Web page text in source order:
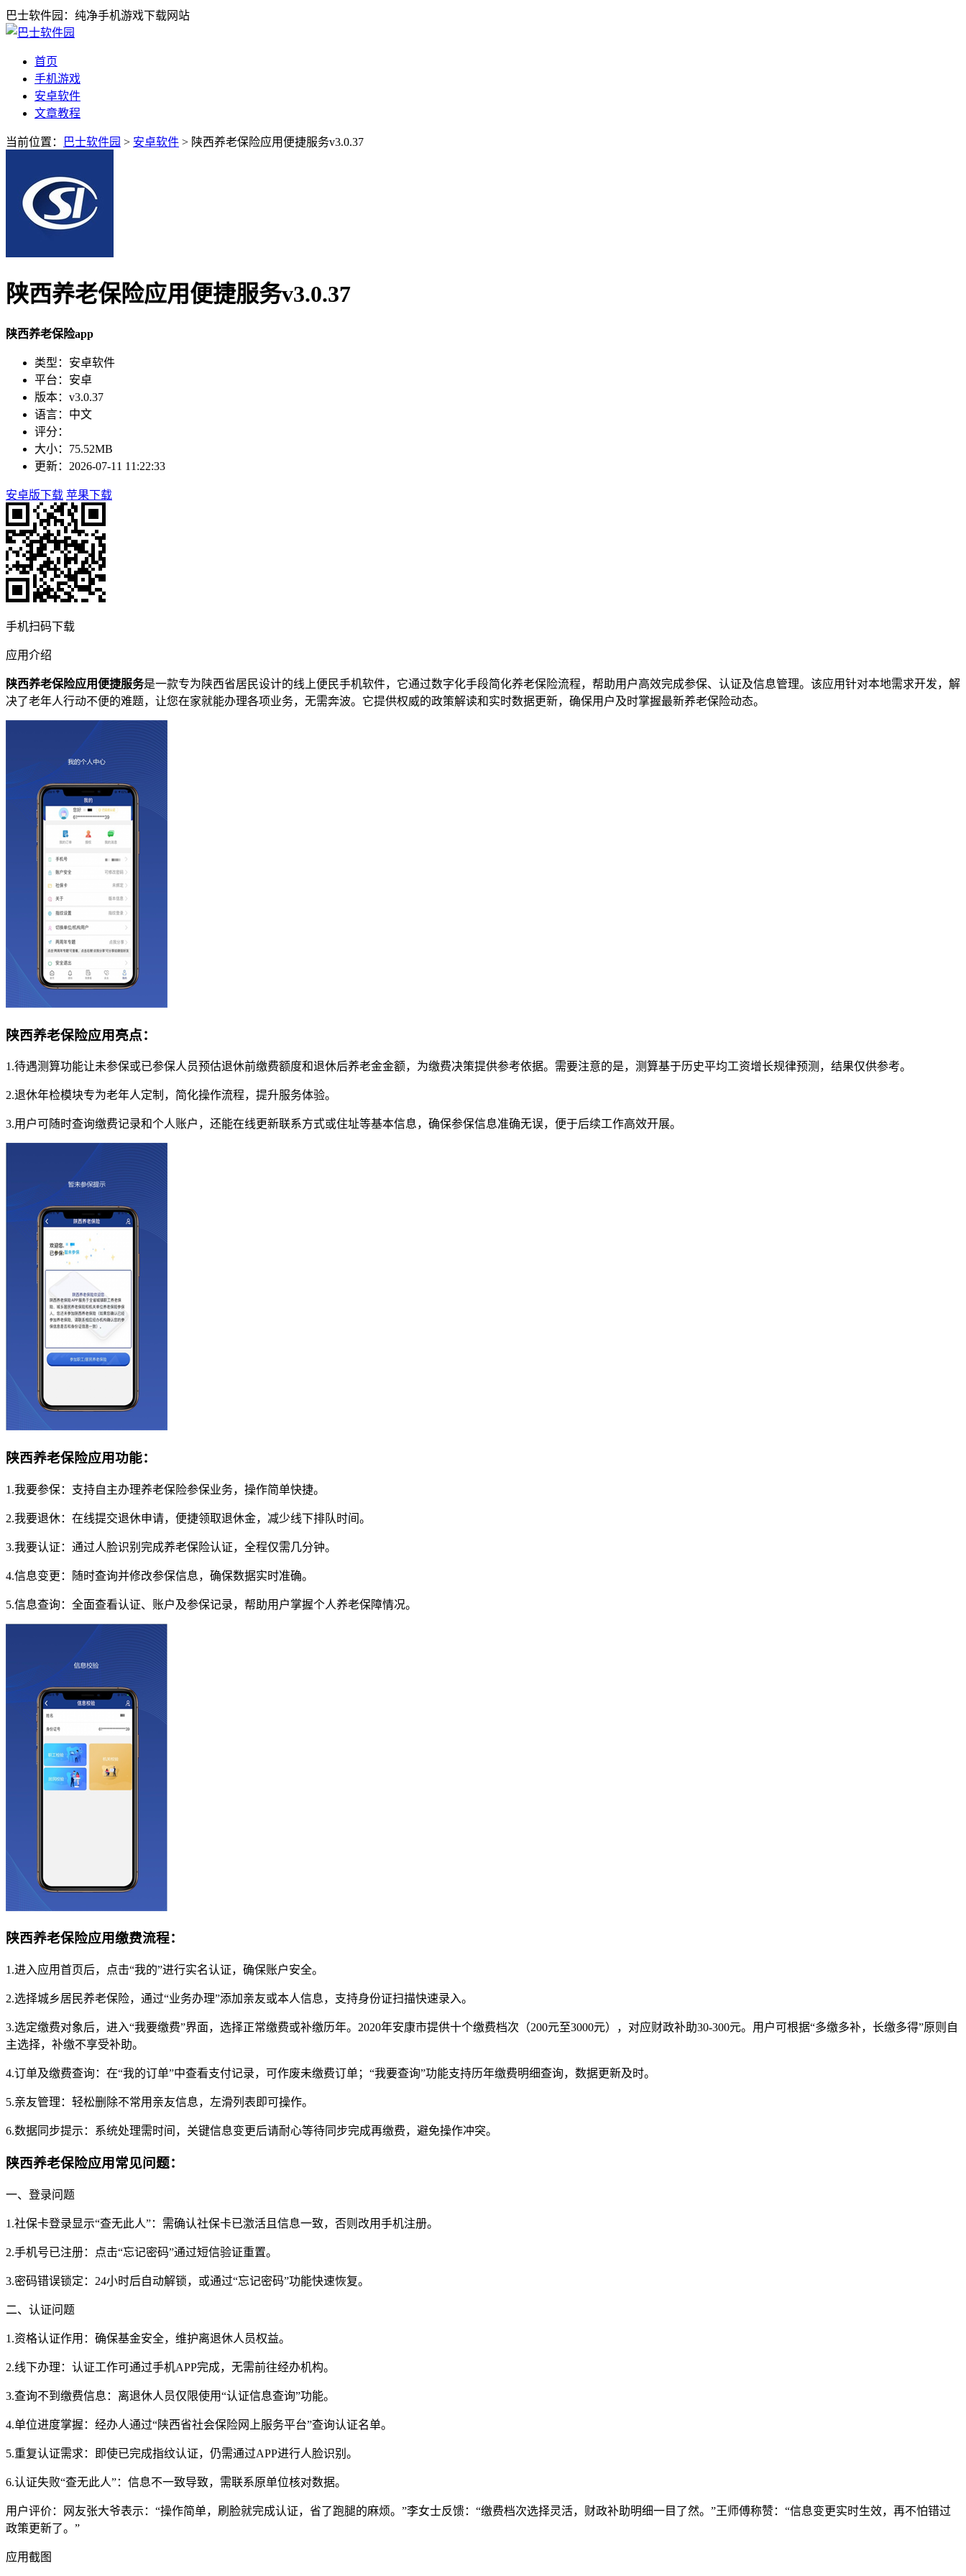
巴士软件园：纯净手机游戏下载网站
首页
手机游戏
安卓软件
文章教程
当前位置： 巴士软件园 > 安卓软件 > 陕西养老保险应用便捷服务v3.0.37
陕西养老保险应用便捷服务v3.0.37
陕西养老保险app
类型：安卓软件
平台：安卓
版本：v3.0.37
语言：中文
评分：
大小：75.52MB
更新：2026-07-11 11:22:33
安卓版下载 苹果下载
手机扫码下载
应用介绍
陕西养老保险应用便捷服务是一款专为陕西省居民设计的线上便民手机软件，它通过数字化手段简化养老保险流程，帮助用户高效完成参保、认证及信息管理。该应用针对本地需求开发，解
决了老年人行动不便的难题，让您在家就能办理各项业务，无需奔波。它提供权威的政策解读和实时数据更新，确保用户及时掌握最新养老保险动态。
陕西养老保险应用亮点：
1.待遇测算功能让未参保或已参保人员预估退休前缴费额度和退休后养老金金额，为缴费决策提供参考依据。需要注意的是，测算基于历史平均工资增长规律预测，结果仅供参考。
2.退休年检模块专为老年人定制，简化操作流程，提升服务体验。
3.用户可随时查询缴费记录和个人账户，还能在线更新联系方式或住址等基本信息，确保参保信息准确无误，便于后续工作高效开展。
陕西养老保险应用功能：
1.我要参保：支持自主办理养老保险参保业务，操作简单快捷。
2.我要退休：在线提交退休申请，便捷领取退休金，减少线下排队时间。
3.我要认证：通过人脸识别完成养老保险认证，全程仅需几分钟。
4.信息变更：随时查询并修改参保信息，确保数据实时准确。
5.信息查询：全面查看认证、账户及参保记录，帮助用户掌握个人养老保障情况。
陕西养老保险应用缴费流程：
1.进入应用首页后，点击“我的”进行实名认证，确保账户安全。
2.选择城乡居民养老保险，通过“业务办理”添加亲友或本人信息，支持身份证扫描快速录入。
3.选定缴费对象后，进入“我要缴费”界面，选择正常缴费或补缴历年。2020年安康市提供十个缴费档次（200元至3000元），对应财政补助30-300元。用户可根据“多缴多补，长缴多得”原则自
主选择，补缴不享受补助。
4.订单及缴费查询：在“我的订单”中查看支付记录，可作废未缴费订单；“我要查询”功能支持历年缴费明细查询，数据更新及时。
5.亲友管理：轻松删除不常用亲友信息，左滑列表即可操作。
6.数据同步提示：系统处理需时间，关键信息变更后请耐心等待同步完成再缴费，避免操作冲突。
陕西养老保险应用常见问题：
一、登录问题
1.社保卡登录显示“查无此人”：需确认社保卡已激活且信息一致，否则改用手机注册。
2.手机号已注册：点击“忘记密码”通过短信验证重置。
3.密码错误锁定：24小时后自动解锁，或通过“忘记密码”功能快速恢复。
二、认证问题
1.资格认证作用：确保基金安全，维护离退休人员权益。
2.线下办理：认证工作可通过手机APP完成，无需前往经办机构。
3.查询不到缴费信息：离退休人员仅限使用“认证信息查询”功能。
4.单位进度掌握：经办人通过“陕西省社会保险网上服务平台”查询认证名单。
5.重复认证需求：即使已完成指纹认证，仍需通过APP进行人脸识别。
6.认证失败“查无此人”：信息不一致导致，需联系原单位核对数据。
用户评价：网友张大爷表示：“操作简单，刷脸就完成认证，省了跑腿的麻烦。”李女士反馈：“缴费档次选择灵活，财政补助明细一目了然。”王师傅称赞：“信息变更实时生效，再不怕错过
政策更新了。”
应用截图